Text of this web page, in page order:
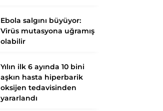
Ebola salgını büyüyor:
Virüs mutasyona uğramış
olabilir
Yılın ilk 6 ayında 10 bini
aşkın hasta hiperbarik
oksijen tedavisinden
yararlandı